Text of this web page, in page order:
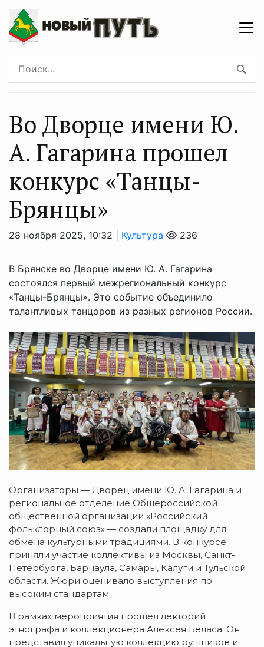
Во Дворце имени Ю.
А. Гагарина прошел
конкурс «Танцы-
Брянцы»
28 ноября 2025, 10:32 | Культура 236
В Брянске во Дворце имени Ю. А. Гагарина
состоялся первый межрегиональный конкурс
«Танцы-Брянцы». Это событие объединило
талантливых танцоров из разных регионов России.
Организаторы — Дворец имени Ю. А. Гагарина и
региональное отделение Общероссийской
общественной организации «Российский
фольклорный союз» — создали площадку для
обмена культурными традициями. В конкурсе
приняли участие коллективы из Москвы, Санкт-
Петербурга, Барнаула, Самары, Калуги и Тульской
области. Жюри оценивало выступления по
высоким стандартам.
В рамках мероприятия прошел лекторий
этнографа и коллекционера Алексея Беласа. Он
представил уникальную коллекцию рушников и